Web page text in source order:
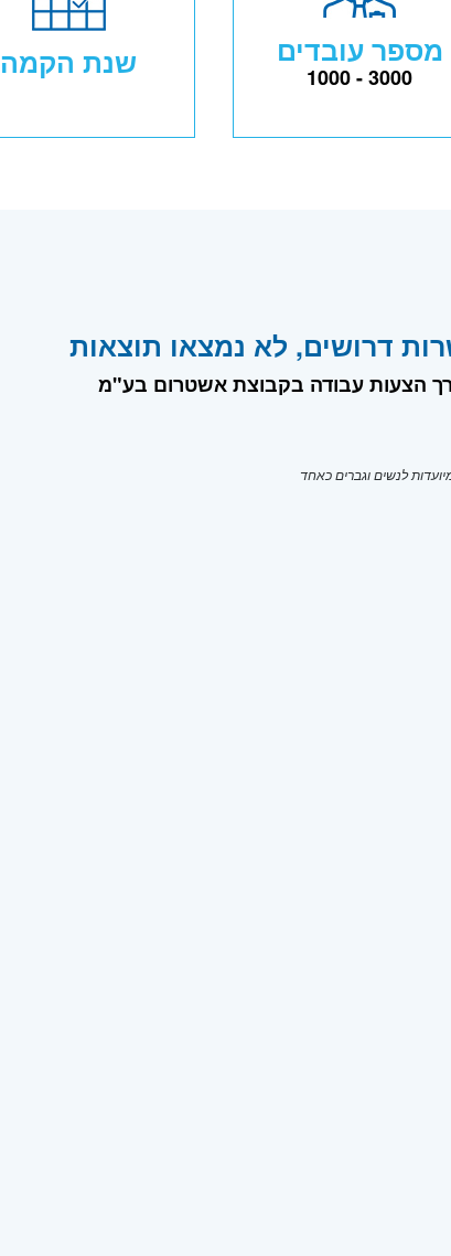
מספר עובדים
1000 - 3000 שנת הקמה
דרושים, לא נמצאו תוצאות
הצעות עבודה בקבוצת אשטרום בע"מ
לנשים וגברים כאחד